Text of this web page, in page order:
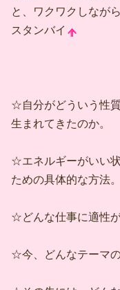
と、ワクワクしなが
スタンバイ
☆自分がどういう性
生まれてきたのか。
☆エネルギーがいい
ための具体的な方法。
☆どんな仕事に適性が
☆今、どんなテーマ